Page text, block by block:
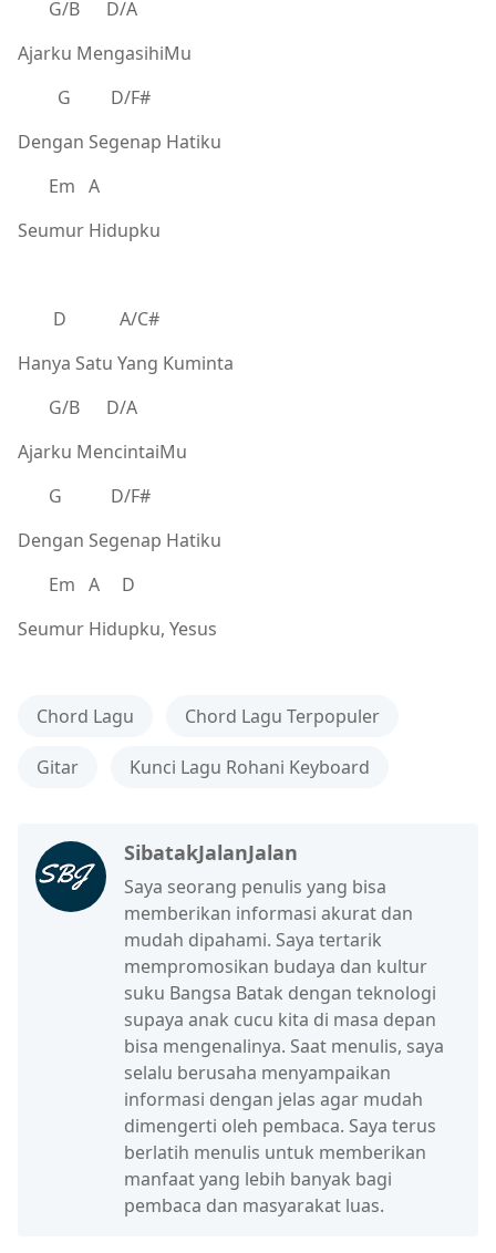
G/B D/A
Ajarku MengasihiMu
G D/F#
Dengan Segenap Hatiku
Em A
Seumur Hidupku
D A/C#
Hanya Satu Yang Kuminta
G/B D/A
Ajarku MencintaiMu
G D/F#
Dengan Segenap Hatiku
Em A D
Seumur Hidupku, Yesus
Chord Lagu Chord Lagu Terpopuler
Gitar Kunci Lagu Rohani Keyboard
SibatakJalanJalan
Saya seorang penulis yang bisa
memberikan informasi akurat dan
mudah dipahami. Saya tertarik
mempromosikan budaya dan kultur
suku Bangsa Batak dengan teknologi
supaya anak cucu kita di masa depan
bisa mengenalinya. Saat menulis, saya
selalu berusaha menyampaikan
informasi dengan jelas agar mudah
dimengerti oleh pembaca. Saya terus
berlatih menulis untuk memberikan
manfaat yang lebih banyak bagi
pembaca dan masyarakat luas.